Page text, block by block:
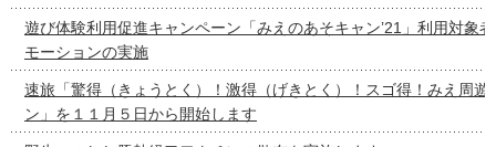
遊び体験利用促進キャンペーン「みえのあそキャン’21」利用対象
モーションの実施
速旅「驚得（きょうとく）！激得（げきとく）！スゴ得！みえ周遊
ン」を１１月５日から開始します